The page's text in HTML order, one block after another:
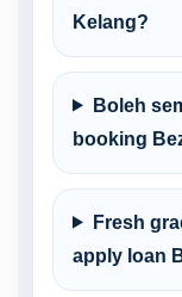
Kelang?
Boleh
booking
Fresh
apply loan